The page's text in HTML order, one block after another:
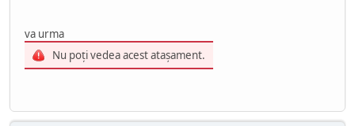
va urma
Nu poți vedea acest atașament.